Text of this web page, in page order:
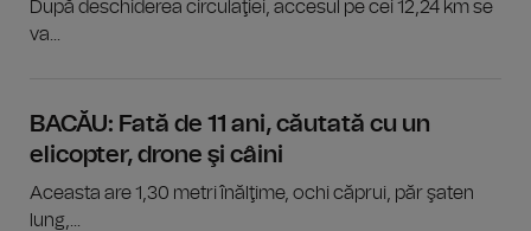
După deschiderea circulaţiei, accesul pe cei 12,24 km se
va...
BACĂU: Fată de 11 ani, căutată cu un
elicopter, drone şi câini
Aceasta are 1,30 metri înălţime, ochi căprui, păr şaten
lung,...